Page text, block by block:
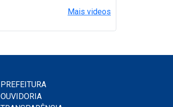
Mais videos
PREFEITURA
OUVIDORIA